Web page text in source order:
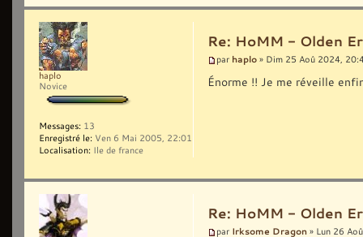
Re: HoMM - Olden
par haplo » Dim 25 Aoû 2024,
Énorme !! Je me réveille
haplo
Novice
Messages: 13
Enregistré le: Ven 6 Mai 2005, 22:01
Localisation: Ile de france
Re: HoMM - Olden
par Irksome Dragon » Lun 26